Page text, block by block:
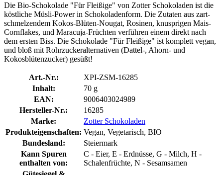
Die Bio-Schokolade "Für Fleißige" von Zotter Schokoladen ist die
köstliche Müsli-Power in Schokoladenform. Die Zutaten aus zart-
schmelzendem Kokos-Blüten-Nougat, Rosinen, knusprigen Mais-
Cornflakes, und Maracuja-Früchten verführen einem direkt nach
dem ersten Biss. Die Schokolade "Für Fleißige" ist komplett vegan,
und bloß mit Rohrzuckeralternativen (Dattel-, Ahorn- und
Kokosblütenzucker) gesüßt!
Art.-Nr.:
XPI-ZSM-16285
Inhalt:
70 g
EAN:
9006403024989
Hersteller-Nr.:
16285
Marke:
Zotter Schokoladen
Produkteigenschaften: Vegan, Vegetarisch, BIO
Bundesland:
Steiermark
Kann Spuren
enthalten von:
C - Eier, E - Erdnüsse, G - Milch, H -
Schalenfrüchte, N - Sesamsamen